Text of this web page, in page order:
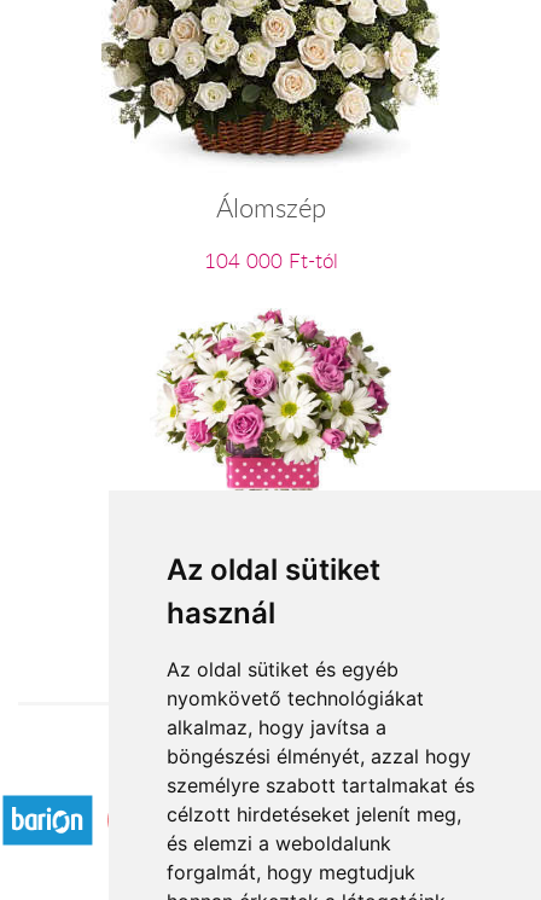
Az oldal sütiket
használ
Az oldal sütiket és egyéb
nyomkövető technológiákat
alkalmaz, hogy javítsa a
böngészési élményét, azzal hogy
személyre szabott tartalmakat és
célzott hirdetéseket jelenít meg,
és elemzi a weboldalunk
forgalmát, hogy megtudjuk
Álomszép
104 000 Ft-tól
Pinki
29 140 Ft-tól
Elfogadott fizetési módok